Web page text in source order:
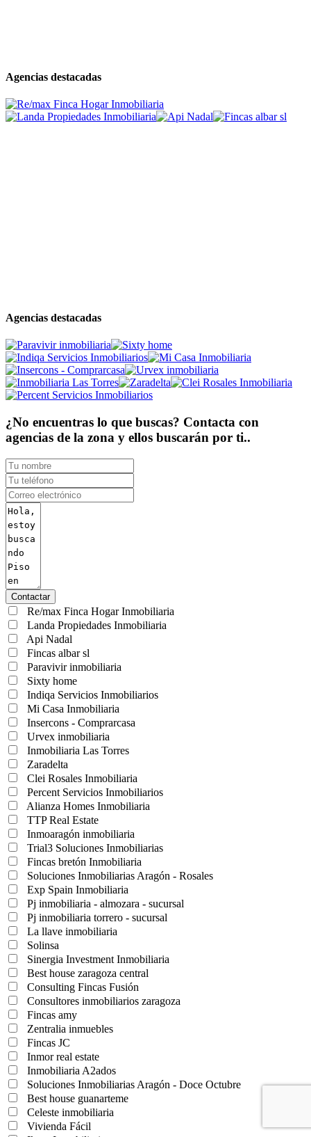
Agencias destacadas
Agencias destacadas
¿No encuentras lo que buscas? Contacta con
agencias de la zona y ellos buscarán por ti..
Contactar
Re/max Finca Hogar Inmobiliaria
Landa Propiedades Inmobiliaria
Api Nadal
Fincas albar sl
Paravivir inmobiliaria
Sixty home
Indiqa Servicios Inmobiliarios
Mi Casa Inmobiliaria
Insercons - Comprarcasa
Urvex inmobiliaria
Inmobiliaria Las Torres
Zaradelta
Clei Rosales Inmobiliaria
Percent Servicios Inmobiliarios
Alianza Homes Inmobiliaria
TTP Real Estate
Inmoaragón inmobiliaria
Trial3 Soluciones Inmobiliarias
Fincas bretón Inmobiliaria
Soluciones Inmobiliarias Aragón - Rosales
Exp Spain Inmobiliaria
Pj inmobiliaria - almozara - sucursal
Pj inmobiliaria torrero - sucursal
La llave inmobiliaria
Solinsa
Sinergia Investment Inmobiliaria
Best house zaragoza central
Consulting Fincas Fusión
Consultores inmobiliarios zaragoza
Fincas amy
Zentralia inmuebles
Fincas JC
Inmor real estate
Inmobiliaria A2ados
Soluciones Inmobiliarias Aragón - Doce Octubre
Best house guanarteme
Celeste inmobiliaria
Vivienda Fácil